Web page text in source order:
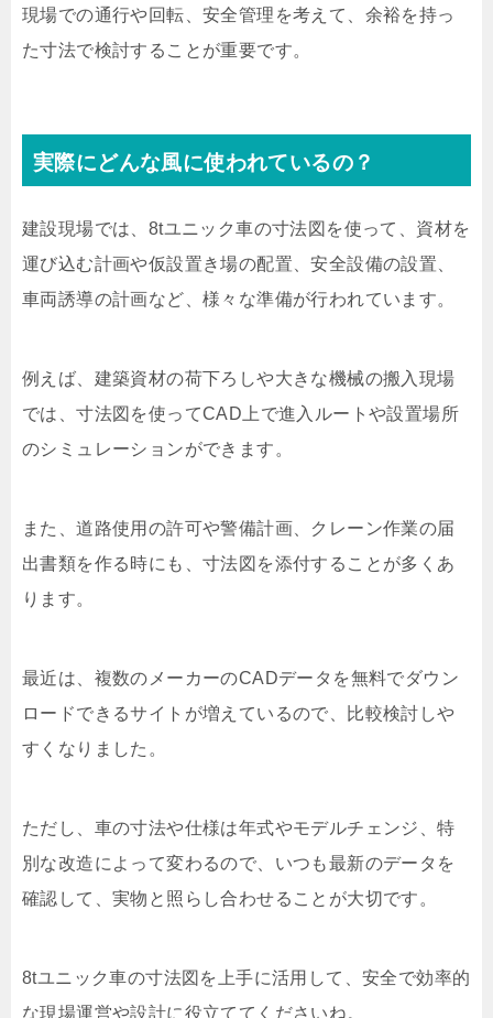
現場での通行や回転、安全管理を考えて、余裕を持っ
た寸法で検討することが重要です。
実際にどんな風に使われているの？
建設現場では、8tユニック車の寸法図を使って、資材を
運び込む計画や仮設置き場の配置、安全設備の設置、
車両誘導の計画など、様々な準備が行われています。
例えば、建築資材の荷下ろしや大きな機械の搬入現場
では、寸法図を使ってCAD上で進入ルートや設置場所
のシミュレーションができます。
また、道路使用の許可や警備計画、クレーン作業の届
出書類を作る時にも、寸法図を添付することが多くあ
ります。
最近は、複数のメーカーのCADデータを無料でダウン
ロードできるサイトが増えているので、比較検討しや
すくなりました。
ただし、車の寸法や仕様は年式やモデルチェンジ、特
別な改造によって変わるので、いつも最新のデータを
確認して、実物と照らし合わせることが大切です。
8tユニック車の寸法図を上手に活用して、安全で効率的
な現場運営や設計に役立ててくださいね。